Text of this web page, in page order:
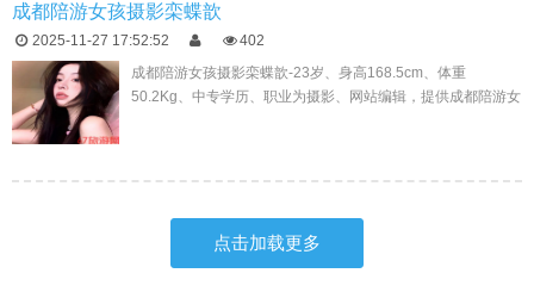
成都陪游女孩摄影栾蝶歆
2025-11-27 17:52:52
402
成都陪游女孩摄影栾蝶歆-23岁、身高168.5cm、体重
50.2Kg、中专学历、职业为摄影、网站编辑，提供成都陪游女
点击加载更多